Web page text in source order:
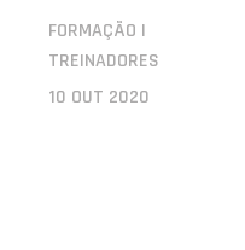
FORMAÇÃO |
TREINADORES
10 OUT 2020